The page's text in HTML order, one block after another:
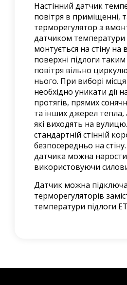
Настінний датчик
повітря в приміщенні,
терморегулятор з
датчиком температури
монтується на стіну на
поверхні підлоги
повітря вільно
нього. При виборі місця
необхідно уникати дії
протягів, прямих
та інших джерел тепла,
які виходять на
стандартній стінній
безпосередньо на
датчика можна
використовуючи
Датчик можна
терморегуляторів
температури підлоги